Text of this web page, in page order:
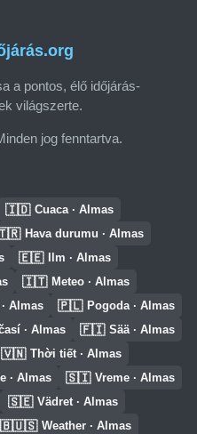
a pontos, élő időjárás-
világszerte.
jog fenntartva.
🇮🇩 Cuaca · Almas
Hava durumu · Almas
🇪🇪 Ilm · Almas
🇮🇹 Meteo · Almas
Almas 🇵🇱 Pogoda · Almas
· Almas 🇫🇮 Sää · Almas
🇻🇳 Thời tiết · Almas
· Almas 🇸🇮 Vreme · Almas
🇸🇪 Vädret · Almas
Weather · Almas